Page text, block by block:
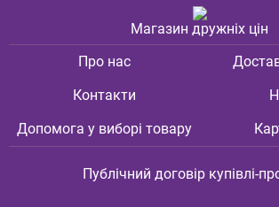
Магазин дружніх цін
Про нас
Контакти
Допомога у виборі товару
Публічний договір купівлі-